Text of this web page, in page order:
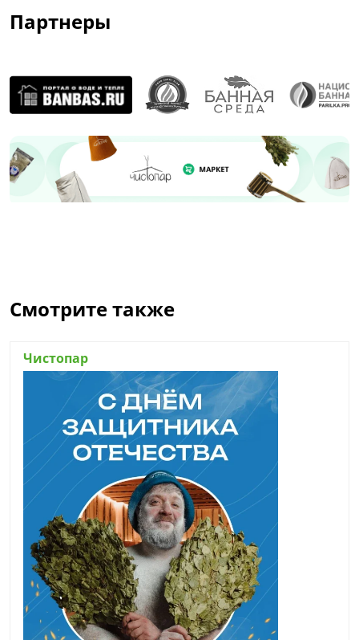
Партнеры
Смотрите также
Чистопар